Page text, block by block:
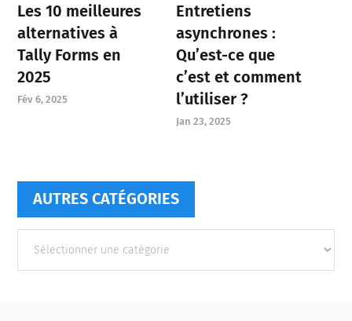
Les 10 meilleures
alternatives à
Tally Forms en
2025
Fév 6, 2025
Entretiens
asynchrones :
Qu’est-ce que
c’est et comment
l’utiliser ?
Jan 23, 2025
AUTRES CATÉGORIES
catégories